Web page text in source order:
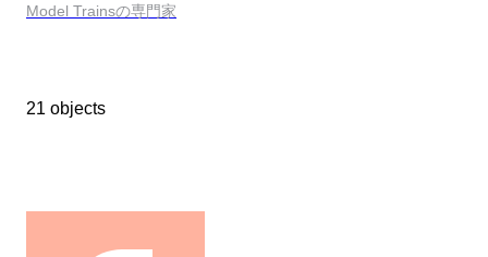
Model Trainsの専門家
21 objects